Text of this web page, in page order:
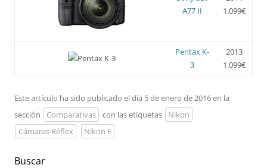
A77 II
1.099€
Pentax K-
3
2013
1.099€
Este artículo ha sido publicado el día 5 de enero de 2016 en la
sección
Comparativas con las etiquetas
Nikon
Cámaras Réflex
Nikon F
Buscar